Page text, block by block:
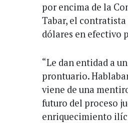
por encima de la
Tabar, el
dólares en efectivo
“Le dan entidad a
prontuario.
viene de una
futuro del proceso
enriquecimiento